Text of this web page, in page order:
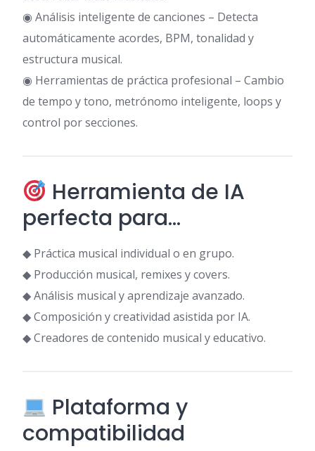
◉ Análisis inteligente de canciones – Detecta
automáticamente acordes, BPM, tonalidad y
estructura musical.
◉ Herramientas de práctica profesional – Cambio
de tempo y tono, metrónomo inteligente, loops y
control por secciones.
Herramienta de IA
perfecta para…
◆ Práctica musical individual o en grupo.
◆ Producción musical, remixes y covers.
◆ Análisis musical y aprendizaje avanzado.
◆ Composición y creatividad asistida por IA.
◆ Creadores de contenido musical y educativo.
Plataforma y
compatibilidad